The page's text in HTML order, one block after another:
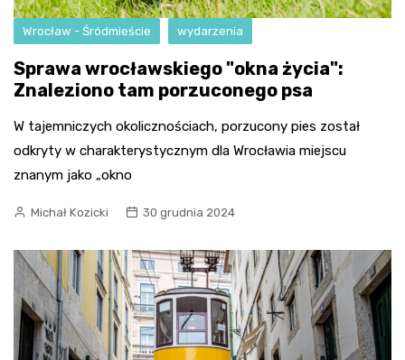
Wrocław - Śródmieście wydarzenia
Sprawa wrocławskiego "okna życia":
Znaleziono tam porzuconego psa
W tajemniczych okolicznościach, porzucony pies został
odkryty w charakterystycznym dla Wrocławia miejscu
znanym jako „okno
Michał Kozicki 30 grudnia 2024